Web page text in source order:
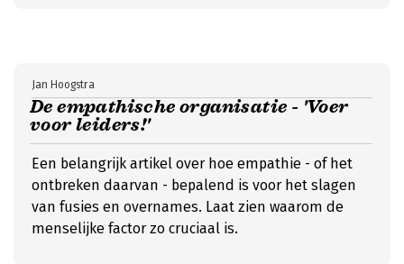
De empathische organisatie - 'Voer
voor leiders!'
Jan Hoogstra
Een belangrijk artikel over hoe empathie - of het
ontbreken daarvan - bepalend is voor het slagen
van fusies en overnames. Laat zien waarom de
menselijke factor zo cruciaal is.